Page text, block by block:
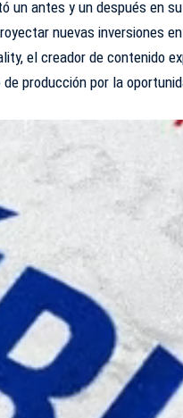
un antes y un después en
nuevas inversiones
el creador de contenido
producción por la